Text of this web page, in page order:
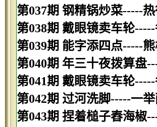
第037期 钢精锅炒菜-----
第038期 戴眼镜卖车轮
第039期 能字添四点-----
第040期 年三十夜拨算盘
第041期 戴眼镜卖车轮
第042期 过河洗脚-----一
第043期 捏着槌子舂海椒